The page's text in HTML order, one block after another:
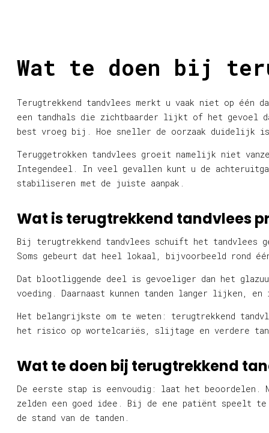
Wat te doen bij
Terugtrekkend tandvlees merkt u vaak niet op één
een tandhals die zichtbaarder lijkt of het gevoel
best vroeg bij. Hoe sneller de oorzaak duidelijk
Teruggetrokken tandvlees groeit namelijk niet
Integendeel. In veel gevallen kunt u de
stabiliseren met de juiste aanpak.
Wat is terugtrekkend tandvlees
Bij terugtrekkend tandvlees schuift het tandvlees
Soms gebeurt dat heel lokaal, bijvoorbeeld rond
Dat blootliggende deel is gevoeliger dan het
voeding. Daarnaast kunnen tanden langer lijken,
Het belangrijkste om te weten: terugtrekkend
het risico op wortelcariës, slijtage en verdere
Wat te doen bij terugtrekkend
De eerste stap is eenvoudig: laat het beoordelen.
zelden een goed idee. Bij de ene patiënt speelt te
de stand van de tanden.